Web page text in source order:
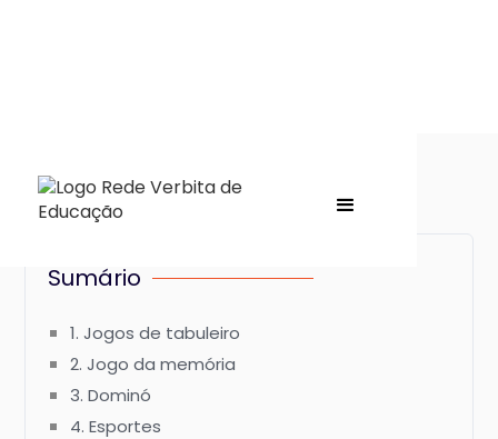
Sumário
1. Jogos de tabuleiro
2. Jogo da memória
3. Dominó
4. Esportes